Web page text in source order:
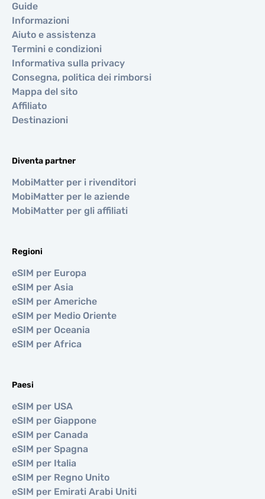
Guide
Informazioni
Aiuto e assistenza
Termini e condizioni
Informativa sulla privacy
Consegna, politica dei rimborsi
Mappa del sito
Affiliato
Destinazioni
Diventa partner
MobiMatter per i rivenditori
MobiMatter per le aziende
MobiMatter per gli affiliati
Regioni
eSIM per Europa
eSIM per Asia
eSIM per Americhe
eSIM per Medio Oriente
eSIM per Oceania
eSIM per Africa
Paesi
eSIM per USA
eSIM per Giappone
eSIM per Canada
eSIM per Spagna
eSIM per Italia
eSIM per Regno Unito
eSIM per Emirati Arabi Uniti